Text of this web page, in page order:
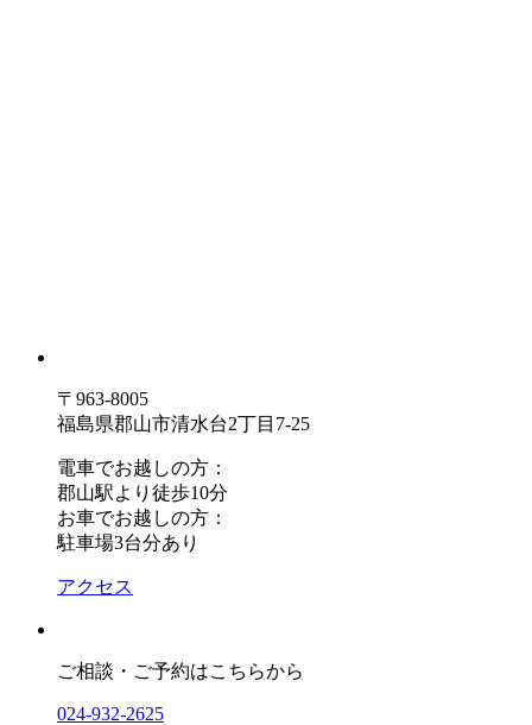
〒963-8005
福島県郡山市清水台2丁目7-25
電車でお越しの方：
郡山駅より徒歩10分
お車でお越しの方：
駐車場3台分あり
アクセス
ご相談・ご予約はこちらから
024-932-2625